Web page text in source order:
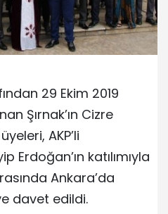
29 Ekim 2019
Şırnak’ın Cizre
AKP’li
Erdoğan’ın katılımıyla
Ankara’da
davet edildi.